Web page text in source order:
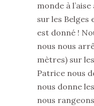
monde à
sur les Belges
est donné !
nous nous
mètres) sur
Patrice nous
nous donne
nous